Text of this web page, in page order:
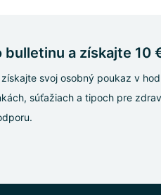
a získajte 10
svoj osobný poukaz v
súťažiach a tipoch pre